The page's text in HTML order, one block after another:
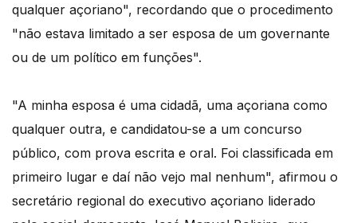
qualquer açoriano", recordando que o procedimento
"não estava limitado a ser esposa de um governante
ou de um político em funções".
"A minha esposa é uma cidadã, uma açoriana como
qualquer outra, e candidatou-se a um concurso
público, com prova escrita e oral. Foi classificada em
primeiro lugar e daí não vejo mal nenhum", afirmou o
secretário regional do executivo açoriano liderado